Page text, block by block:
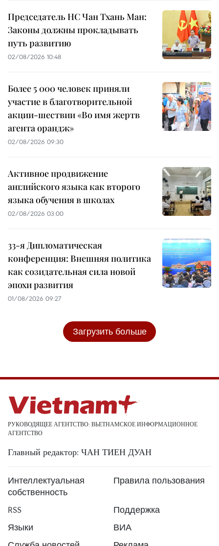
Председатель НС Чан Тхань Ман:
Законы должны прокладывать
путь развитию
02/08/2026 10:48
Более 5 000 человек приняли
участие в благотворительной
акции-шествии «Во имя жертв
агента орандж»
02/08/2026 09:30
Активное продвижение
английского языка как второго
языка обучения в школах
02/08/2026 03:00
33-я Дипломатическая
конференция: Внешняя политика
как созидательная сила новой
эпохи развития
01/08/2026 09:27
Загрузить больше
РУКОВОДЯЩЕЕ АГЕНТСТВО: ВЬЕТНАМСКОЕ ИНФОРМАЦИОННОЕ
АГЕНТСТВО
Главный редактор: ЧАН ТИЕН ДУАН
Интеллектуальная
собственность
Правила пользования
RSS
Поддержка
Языки
ВИА